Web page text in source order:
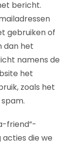
bericht.
gebruiken of
dan het
namens de
het
zoals het
friend”-
die we